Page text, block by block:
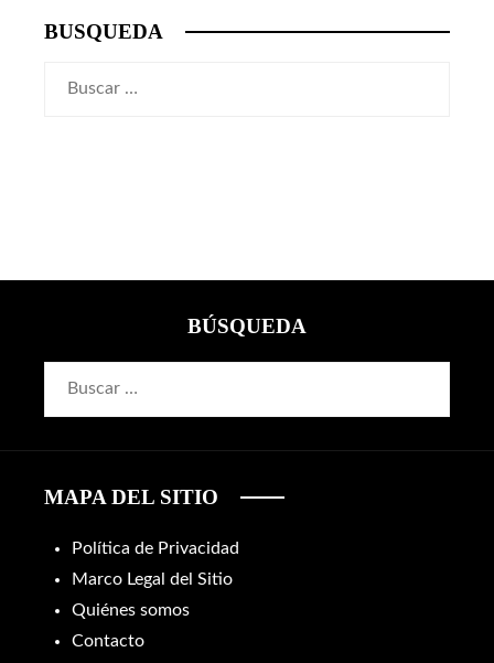
BUSQUEDA
BÚSQUEDA
MAPA DEL SITIO
Política de Privacidad
Marco Legal del Sitio
Quiénes somos
Contacto